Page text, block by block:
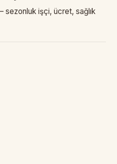
sezonluk işçi, ücret, sağlık